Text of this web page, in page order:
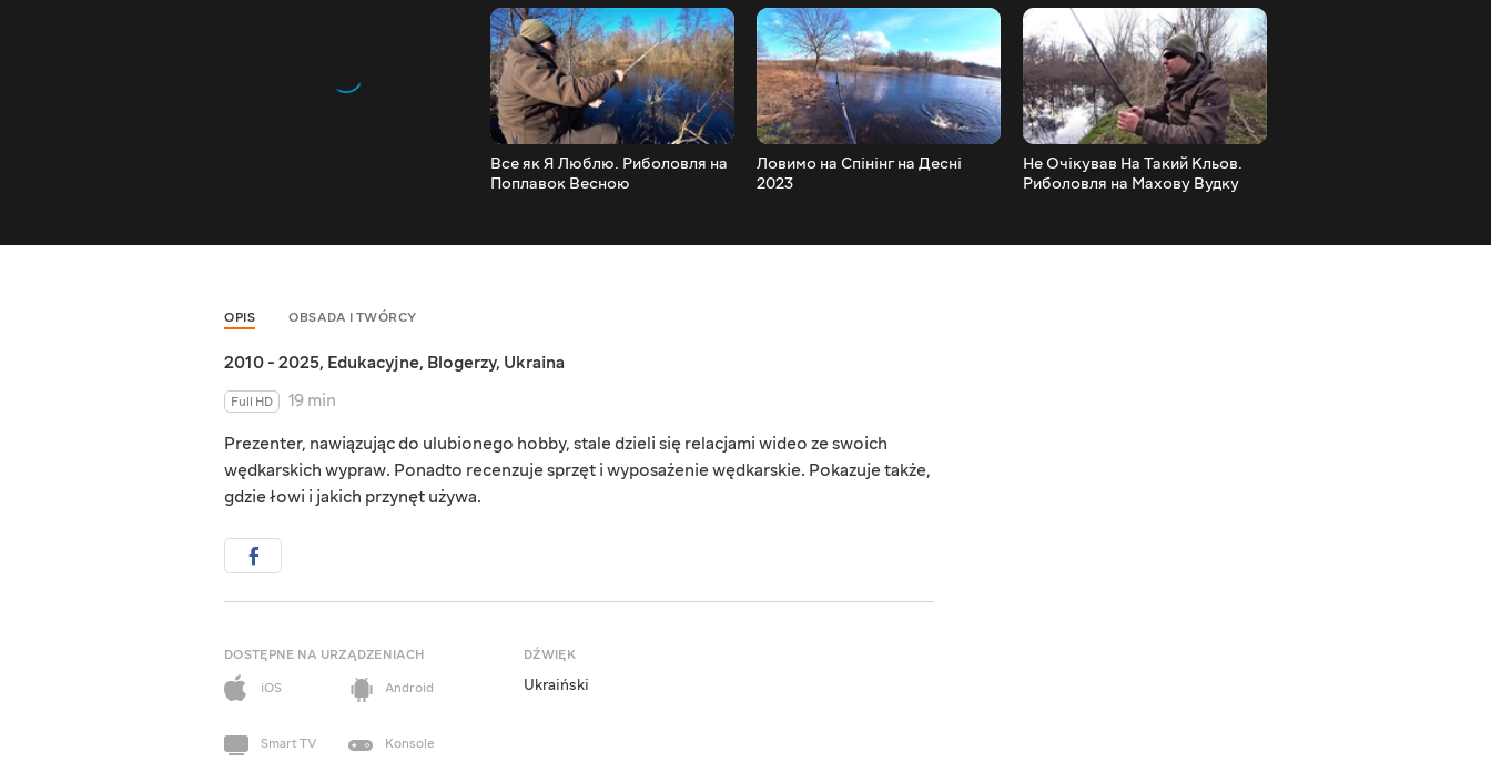
Все як Я Люблю. Риболовля на
Поплавок Весною
Ловимо на Спінінг на Десні
2023
Не Очікував На Такий Кльов.
Риболовля на Махову Вудку
OPIS OBSADA I TWÓRCY
2010 - 2025, Edukacyjne, Blogerzy, Ukraina
Full HD
19 min
Prezenter, nawiązując do ulubionego hobby, stale dzieli się relacjami wideo ze swoich
wędkarskich wypraw. Ponadto recenzuje sprzęt i wyposażenie wędkarskie. Pokazuje także,
gdzie łowi i jakich przynęt używa.
DOSTĘPNE NA URZĄDZENIACH
iOS
Android
Smart TV Konsole
DŹWIĘK
Ukraiński